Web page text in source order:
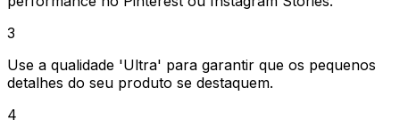
3
Use a qualidade 'Ultra' para garantir que os pequenos
detalhes do seu produto se destaquem.
4